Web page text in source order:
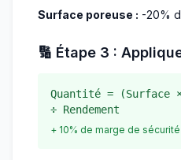
Surface poreuse : -20%
🔢 Étape 3 :
Quantité = (Surface ×
÷ Rendement
+ 10% de marge de sécurité